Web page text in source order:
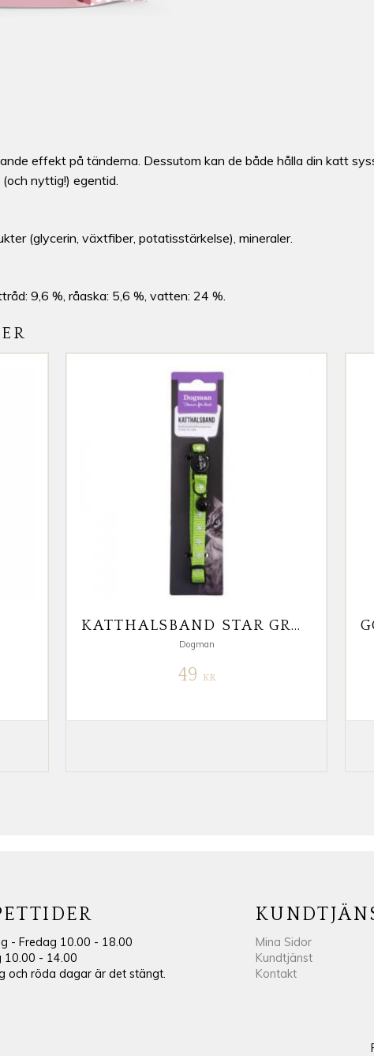
effekt på tänderna. Dessutom kan de både hålla din katt
nyttig!) egentid.
(glycerin, växtfiber, potatisstärkelse), mineraler.
9,6 %, råaska: 5,6 %, vatten: 24 %.
KATTHALSBAND STAR GRÖN
Dogman
49 KR
- Fredag 10.00 - 18.00
10.00 - 14.00
och röda dagar är det stängt.
Mina Sidor
Kundtjänst
Kontakt